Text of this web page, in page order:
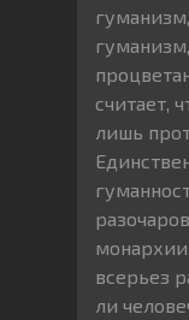
считает,
лишь
всерьез
ли